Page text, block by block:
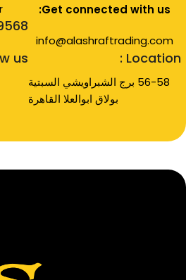
Get connected with us:
info@alashraftrading.com
Location :
56-58 برج الشبراويشي السبتية
بولاق ابوالعلا القاهرة
us :